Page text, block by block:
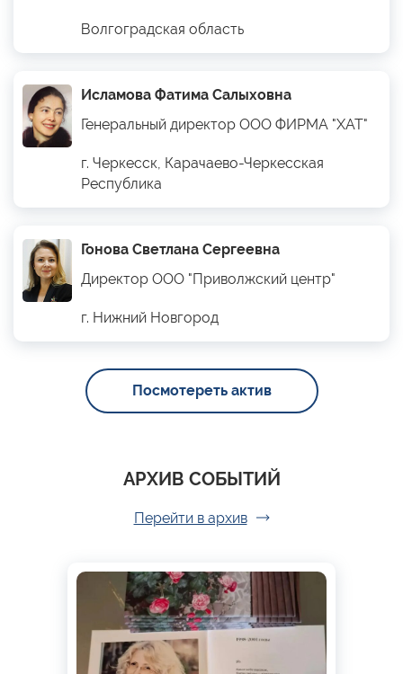
Волгоградская область
Исламова Фатима Салыховна
Генеральный директор ООО ФИРМА "ХАТ"
г. Черкесск, Карачаево-Черкесская
Республика
Гонова Светлана Сергеевна
Директор ООО "Приволжский центр"
г. Нижний Новгород
Посмотереть актив
АРХИВ СОБЫТИЙ
Перейти в архив